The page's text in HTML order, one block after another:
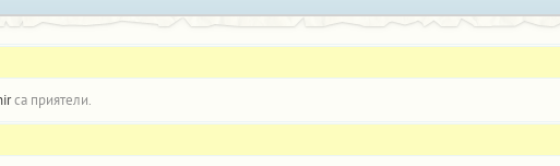
са приятели.